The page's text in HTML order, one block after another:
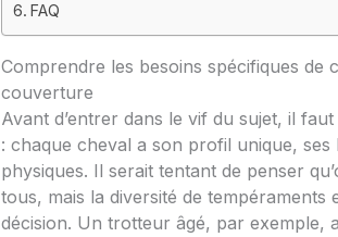
FAQ
Comprendre les besoins spécifiques
couverture
Avant d’entrer dans le vif du sujet, il
: chaque cheval a son profil unique,
physiques. Il serait tentant de penser
tous, mais la diversité de tempéraments
décision. Un trotteur âgé, par exemple,